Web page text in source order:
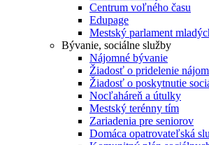
Centrum voľného času
Edupage
Mestský parlament
Bývanie, sociálne služby
Nájomné bývanie
Žiadosť o pridelenie
Žiadosť o poskytnutie
Nocľaháreň a útulky
Mestský terénny tím
Zariadenia pre seniorov
Domáca opatrovateľská